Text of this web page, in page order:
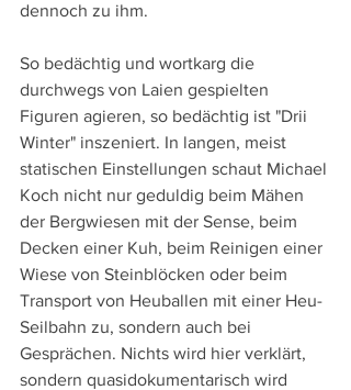
dennoch zu ihm.
So bedächtig und wortkarg die
durchwegs von Laien gespielten
Figuren agieren, so bedächtig ist "Drii
Winter" inszeniert. In langen, meist
statischen Einstellungen schaut Michael
Koch nicht nur geduldig beim Mähen
der Bergwiesen mit der Sense, beim
Decken einer Kuh, beim Reinigen einer
Wiese von Steinblöcken oder beim
Transport von Heuballen mit einer Heu-
Seilbahn zu, sondern auch bei
Gesprächen. Nichts wird hier verklärt,
sondern quasidokumentarisch wird